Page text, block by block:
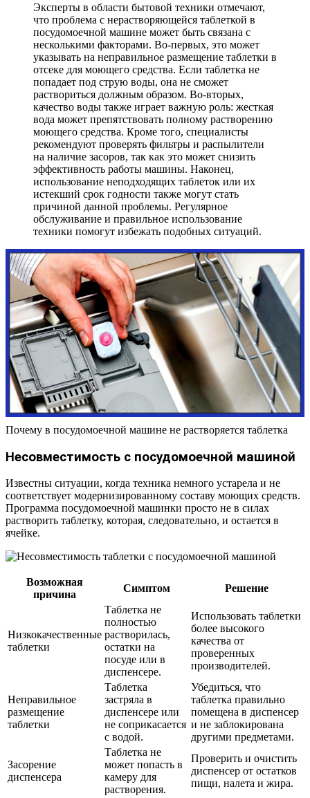
Эксперты в области бытовой техники отмечают,
что проблема с нерастворяющейся таблеткой в
посудомоечной машине может быть связана с
несколькими факторами. Во-первых, это может
указывать на неправильное размещение таблетки в
отсеке для моющего средства. Если таблетка не
попадает под струю воды, она не сможет
раствориться должным образом. Во-вторых,
качество воды также играет важную роль: жесткая
вода может препятствовать полному растворению
моющего средства. Кроме того, специалисты
рекомендуют проверять фильтры и распылители
на наличие засоров, так как это может снизить
эффективность работы машины. Наконец,
использование неподходящих таблеток или их
истекший срок годности также могут стать
причиной данной проблемы. Регулярное
обслуживание и правильное использование
техники помогут избежать подобных ситуаций.
Почему в посудомоечной машине не растворяется таблетка
Несовместимость с посудомоечной машиной
Известны ситуации, когда техника немного устарела и не
соответствует модернизированному составу моющих средств.
Программа посудомоечной машинки просто не в силах
растворить таблетку, которая, следовательно, и остается в
ячейке.
Возможная
причина
Симптом Решение
Низкокачественные
таблетки
Таблетка не
полностью
растворилась,
остатки на
посуде или в
диспенсере.
Использовать таблетки
более высокого
качества от
проверенных
производителей.
Неправильное
размещение
таблетки
Таблетка
застряла в
диспенсере или
не соприкасается
с водой.
Убедиться, что
таблетка правильно
помещена в диспенсер
и не заблокирована
другими предметами.
Засорение
диспенсера
Таблетка не
может попасть в
камеру для
растворения.
Проверить и очистить
диспенсер от остатков
пищи, налета и жира.